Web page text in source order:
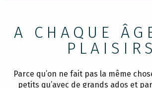
A CHAQUE
PLAISIRS
Parce qu’on ne fait pas la même
petits qu’avec de grands ados et